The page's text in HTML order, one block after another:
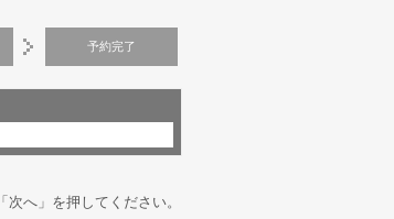
予約完了
へ」を押してください。